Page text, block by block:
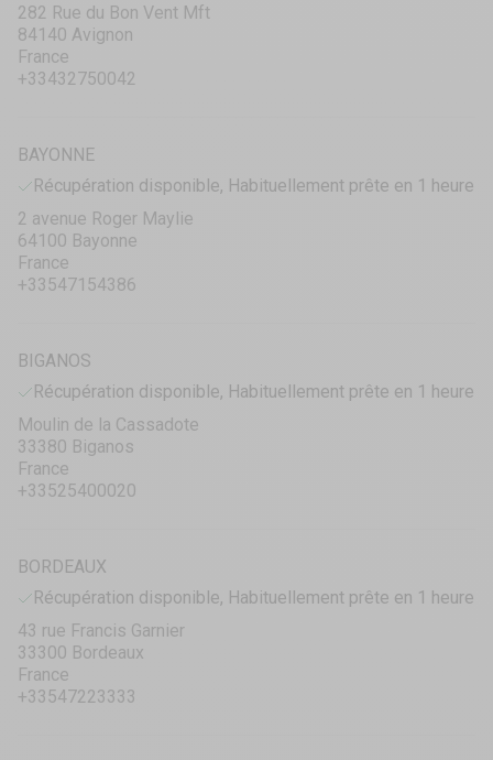
282 Rue du Bon Vent Mft
84140 Avignon
France
+33432750042
BAYONNE
Récupération disponible, Habituellement prête en 1 heure
2 avenue Roger Maylie
64100 Bayonne
France
+33547154386
BIGANOS
Récupération disponible, Habituellement prête en 1 heure
Moulin de la Cassadote
33380 Biganos
France
+33525400020
BORDEAUX
Récupération disponible, Habituellement prête en 1 heure
43 rue Francis Garnier
33300 Bordeaux
France
+33547223333